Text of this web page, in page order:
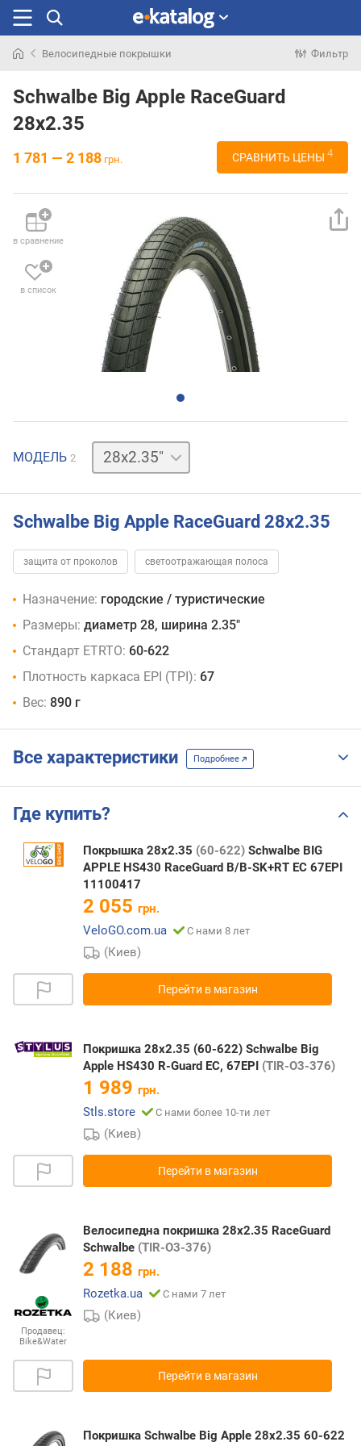
раньше
Велосипедные покрышки Фильтр
Schwalbe Big Apple RaceGuard
28x2.35
1 781 — 2 188 грн. СРАВНИТЬ ЦЕНЫ 4
в сравнение
в список
МОДЕЛЬ 2
28x2.15"
Schwalbe Big Apple RaceGuard 28x2.35
защита от проколов светоотражающая полоса
Назначение: городские / туристические
Размеры: диаметр 28, ширина 2.35"
Стандарт ETRTO: 60-622
Плотность каркаса EPI (TPI): 67
Вес: 890 г
Все характеристики Подробнее
Где купить?
Покрышка 28x2.35 (60-622) Schwalbe BIG
APPLE HS430 RaceGuard B/B-SK+RT EC 67EPI
11100417
2 055 грн.
VeloGO.com.ua
С нами 8 лет
(Киев)
Перейти в магазин
Покришка 28x2.35 (60-622) Schwalbe Big
Apple HS430 R-Guard EC, 67EPI (TIR-O3-376)
1 989 грн.
Stls.store
С нами более 10-ти лет
(Киев)
Перейти в магазин
Продавец:
Bike&Water
Велосипедна покришка 28x2.35 RaceGuard
Schwalbe (TIR-O3-376)
2 188 грн.
Rozetka.ua
С нами 7 лет
(Киев)
Перейти в магазин
Покришка Schwalbe Big Apple 28x2.35 60-622